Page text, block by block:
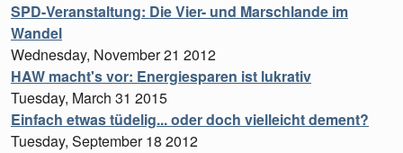
SPD-Veranstaltung: Die Vier- und Marschlande im
Wandel
Wednesday, November 21 2012
HAW macht's vor: Energiesparen ist lukrativ
Tuesday, March 31 2015
Einfach etwas tüdelig... oder doch vielleicht dement?
Tuesday, September 18 2012